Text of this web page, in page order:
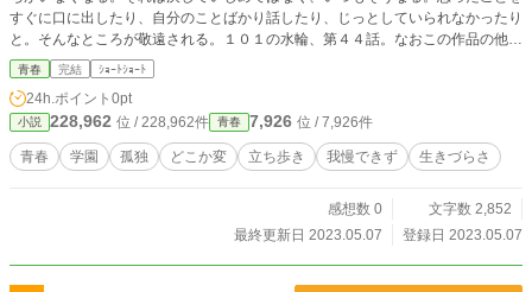
すぐに口に出したり、自分のことばかり話したり、じっとしていられなかったり
と。そんなところが敬遠される。１０１の水輪、第４４話。なおこの作品の他に
何を読むかは、１０１の水輪トリセツ（第７７話と７８話の間に掲載）でお探し
ください。
青春 完結 ｼｮｰﾄｼｮｰﾄ
24h.ポイント 0pt
小説 228,962 位 / 228,962件 青春 7,926 位 / 7,926件
青春 学園 孤独 どこか変 立ち歩き 我慢できず 生きづらさ
感想数 0
文字数 2,852
最終更新日 2023.05.07
登録日 2023.05.07